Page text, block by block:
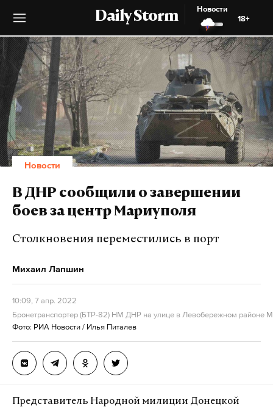
Daily Storm
Новости
18+
Новости
В ДНР сообщили о завершении
боев за центр Мариуполя
Столкновения переместились в порт
Михаил Лапшин
10:09, 7 апр. 2022
Бронетранспортер (БТР-82) НМ ДНР на улице в Левобережном районе
Фото: РИА Новости / Илья Питалев
Представитель Народной милиции Донецкой